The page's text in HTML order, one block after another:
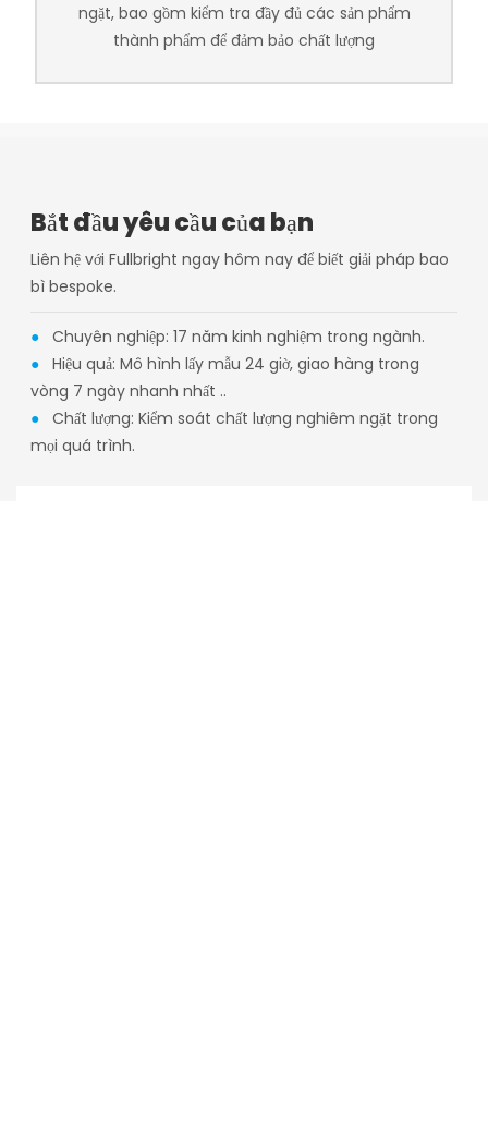
ngặt, bao gồm kiểm tra đầy đủ các sản phẩm
thành phẩm để đảm bảo chất lượng
Bắt đầu yêu cầu của bạn
Liên hệ với Fullbright ngay hôm nay để biết giải pháp bao
bì bespoke.
● Chuyên nghiệp: 17 năm kinh nghiệm trong ngành.
● Hiệu quả: Mô hình lấy mẫu 24 giờ, giao hàng trong
vòng 7 ngày nhanh nhất ..
● Chất lượng: Kiểm soát chất lượng nghiêm ngặt trong
mọi quá trình.